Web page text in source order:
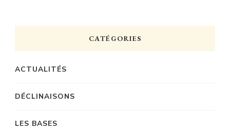
CATÉGORIES
ACTUALITÉS
DÉCLINAISONS
LES BASES